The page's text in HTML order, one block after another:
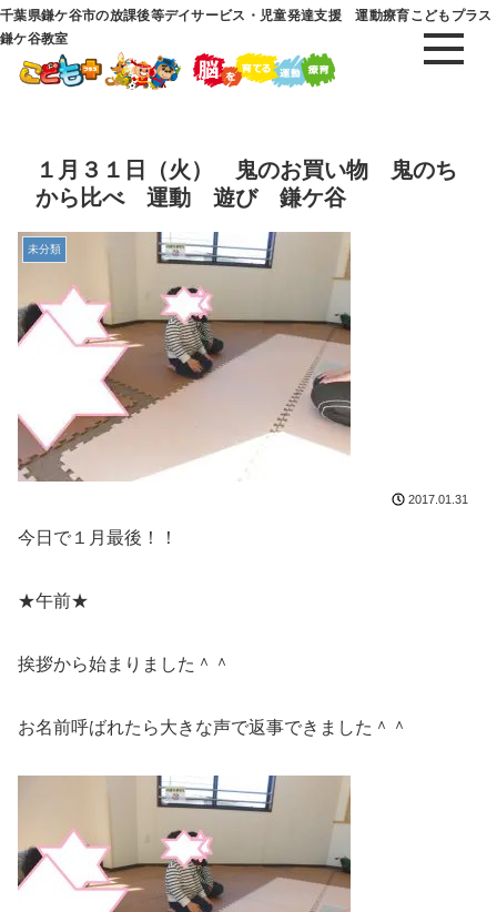
千葉県鎌ケ谷市の放課後等デイサービス・児童発達支援 運動療育こどもプラス
鎌ケ谷教室
１月３１日（火） 鬼のお買い物 鬼のち
から比べ 運動 遊び 鎌ケ谷
未分類
2017.01.31
今日で１月最後！！
★午前★
挨拶から始まりました＾＾
お名前呼ばれたら大きな声で返事できました＾＾